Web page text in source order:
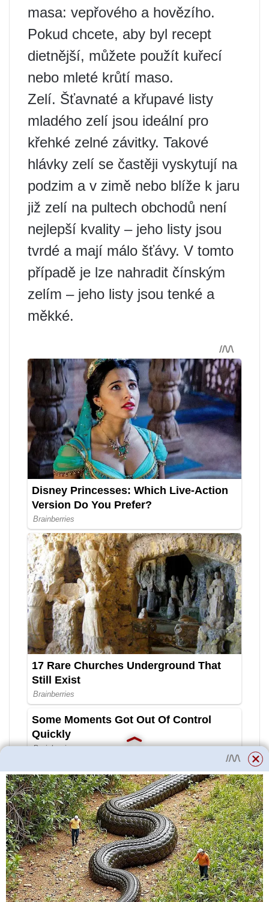
masa: vepřového a hovězího.
Pokud chcete, aby byl recept
dietnější, můžete použít kuřecí
nebo mleté ​​krůtí maso.
Zelí. Šťavnaté a křupavé listy
mladého zelí jsou ideální pro
křehké zelné závitky. Takové
hlávky zelí se častěji vyskytují na
podzim a v zimě nebo blíže k jaru
již zelí na pultech obchodů není
nejlepší kvality – jeho listy jsou
tvrdé a mají málo šťávy. V tomto
případě je lze nahradit čínským
zelím – jeho listy jsou tenké a
měkké.